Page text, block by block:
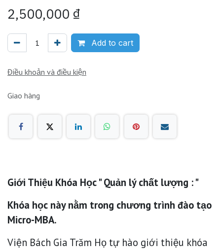
2,500,000 ₫
Add to cart
Điều khoản và điều kiện
Giao hàng
Giới Thiệu Khóa Học "Quản lý chất lượng : "
Khóa học này nằm trong chương trình đào tạo
Micro-MBA.
Viện Bách Gia Trăm Họ tự hào giới thiệu khóa